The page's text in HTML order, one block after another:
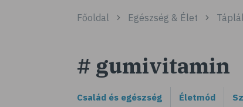
Főoldal Egészség & Élet
# gumivitamin
Család és egészség Életmód